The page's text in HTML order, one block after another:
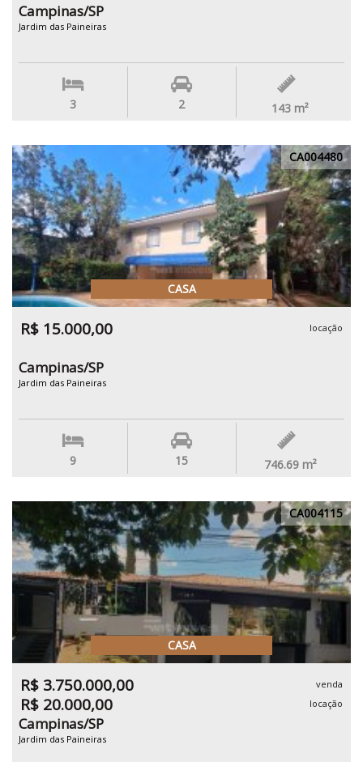
Campinas/SP
Jardim das Paineiras
3 2 143 m²
CA004480
CASA
R$ 15.000,00 locação
Campinas/SP
Jardim das Paineiras
9 15 746.69 m²
CA004115
CASA
R$ 3.750.000,00 venda
R$ 20.000,00 locação
Campinas/SP
Jardim das Paineiras